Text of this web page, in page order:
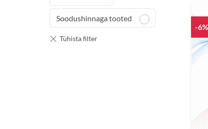
Soodushinnaga tooted
-6%